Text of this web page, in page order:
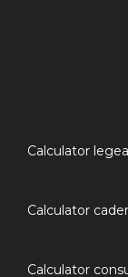
Calculator
Calculator
Calculator